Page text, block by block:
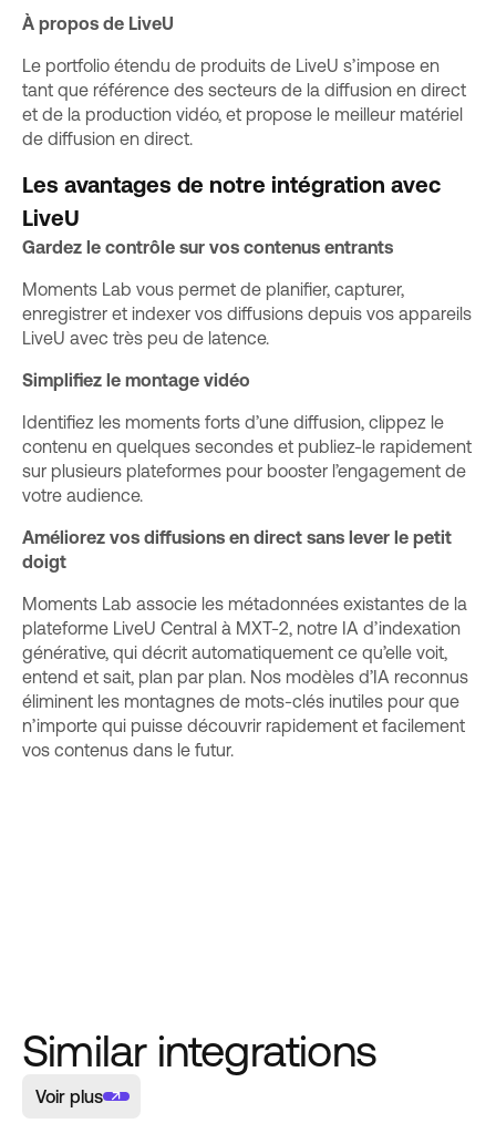
À propos de LiveU
Le portfolio étendu de produits de LiveU s’impose en
tant que référence des secteurs de la diffusion en direct
et de la production vidéo, et propose le meilleur matériel
de diffusion en direct.
Les avantages de notre intégration avec
LiveU
Gardez le contrôle sur vos contenus entrants
Moments Lab vous permet de planifier, capturer,
enregistrer et indexer vos diffusions depuis vos appareils
LiveU avec très peu de latence.
Simplifiez le montage vidéo
Identifiez les moments forts d’une diffusion, clippez le
contenu en quelques secondes et publiez-le rapidement
sur plusieurs plateformes pour booster l’engagement de
votre audience.
Améliorez vos diffusions en direct sans lever le petit
doigt
Moments Lab associe les métadonnées existantes de la
plateforme LiveU Central à MXT-2, notre IA d’indexation
générative, qui décrit automatiquement ce qu’elle voit,
entend et sait, plan par plan. Nos modèles d’IA reconnus
éliminent les montagnes de mots-clés inutiles pour que
n’importe qui puisse découvrir rapidement et facilement
vos contenus dans le futur.
Similar integrations
Voir plus